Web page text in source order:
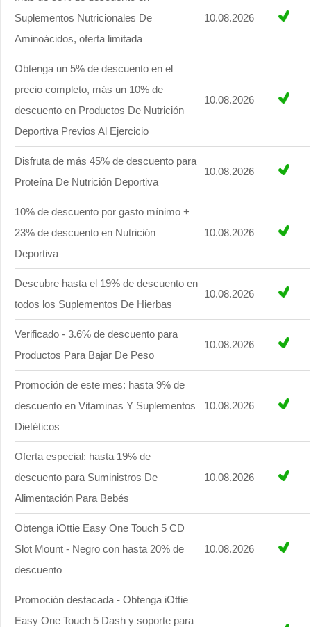
Suplementos Nutricionales De
Aminoácidos, oferta limitada
10.08.2026
Obtenga un 5% de descuento en el
precio completo, más un 10% de
descuento en Productos De Nutrición
Deportiva Previos Al Ejercicio
10.08.2026
Disfruta de más 45% de descuento para
Proteína De Nutrición Deportiva
10.08.2026
10% de descuento por gasto mínimo +
23% de descuento en Nutrición
Deportiva
10.08.2026
Descubre hasta el 19% de descuento en
todos los Suplementos De Hierbas
10.08.2026
Verificado - 3.6% de descuento para
Productos Para Bajar De Peso
10.08.2026
Promoción de este mes: hasta 9% de
descuento en Vitaminas Y Suplementos
Dietéticos
10.08.2026
Oferta especial: hasta 19% de
descuento para Suministros De
Alimentación Para Bebés
10.08.2026
Obtenga iOttie Easy One Touch 5 CD
Slot Mount - Negro con hasta 20% de
descuento
10.08.2026
Promoción destacada - Obtenga iOttie
Easy One Touch 5 Dash y soporte para